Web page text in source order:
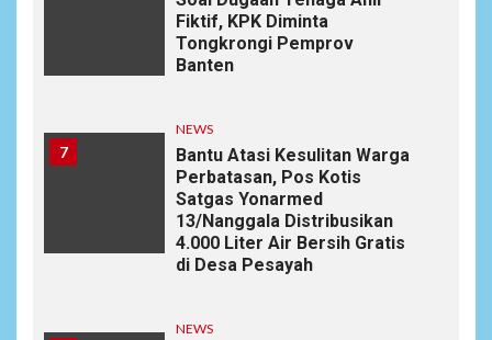
Fiktif, KPK Diminta
Tongkrongi Pemprov
Banten
7
NEWS
Bantu Atasi Kesulitan Warga
Perbatasan, Pos Kotis
Satgas Yonarmed
13/Nanggala Distribusikan
4.000 Liter Air Bersih Gratis
di Desa Pesayah
NEWS